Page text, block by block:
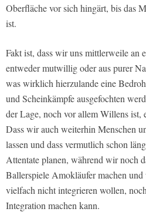
Oberfläche vor sich hingärt, bis das
ist.
Fakt ist, dass wir uns mittlerweile an
entweder mutwillig oder aus purer
was wirklich hierzulande eine
und Scheinkämpfe ausgefochten
der Lage, noch vor allem Willens ist,
Dass wir auch weiterhin Menschen
lassen und dass vermutlich schon
Attentate planen, während wir noch
Ballerspiele Amokläufer machen
vielfach nicht integrieren wollen,
Integration machen kann.